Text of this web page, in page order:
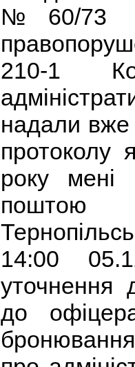
№60/73
210-1
надали вже
протоколу
року мені
поштою
14:00
уточнення
до